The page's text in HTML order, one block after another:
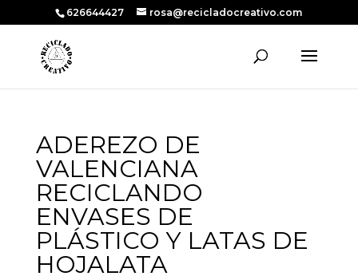
626644427 rosa@recicladocreativo.com
ADEREZO DE
VALENCIANA
RECICLANDO
ENVASES DE
PLÁSTICO Y LATAS DE
HOJALATA